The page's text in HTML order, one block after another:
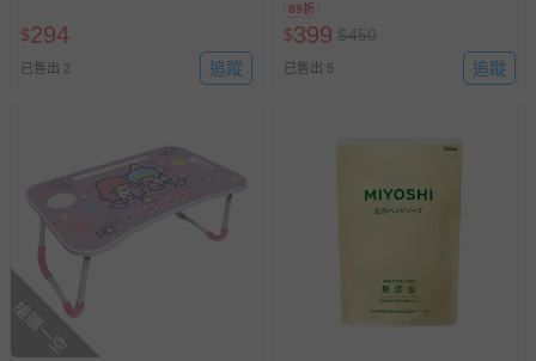
$294
已售出 2 追蹤
89折
$399 $450
已售出 5 追蹤
搶購一空